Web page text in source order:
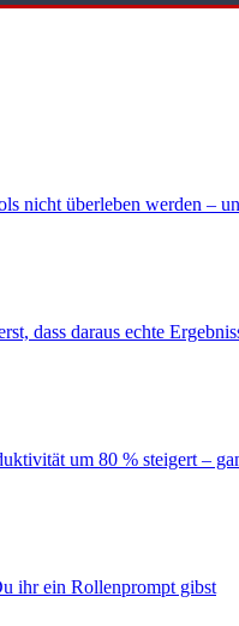
nicht überleben werden –
dass daraus echte
um 80 % steigert –
ihr ein Rollenprompt gibst